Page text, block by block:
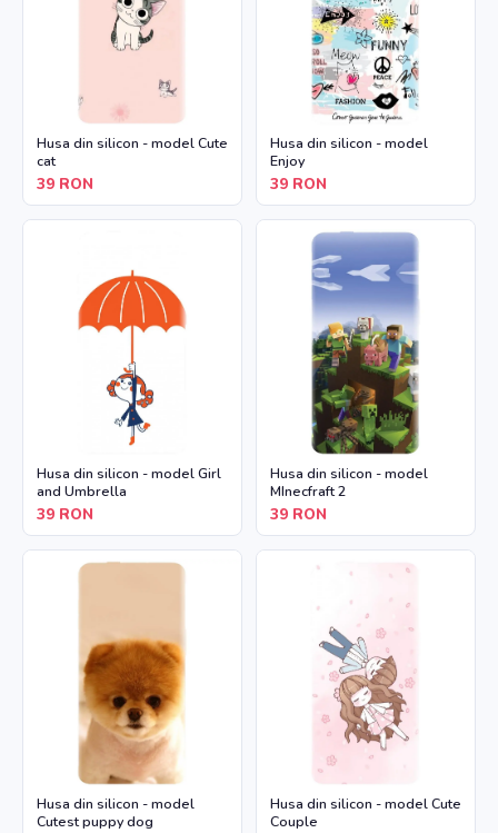
Husa din silicon - model Cute
cat
39 RON
Husa din silicon - model
Enjoy
39 RON
Husa din silicon - model Girl
and Umbrella
39 RON
Husa din silicon - model
MInecfraft 2
39 RON
Husa din silicon - model
Cutest puppy dog
Husa din silicon - model Cute
Couple